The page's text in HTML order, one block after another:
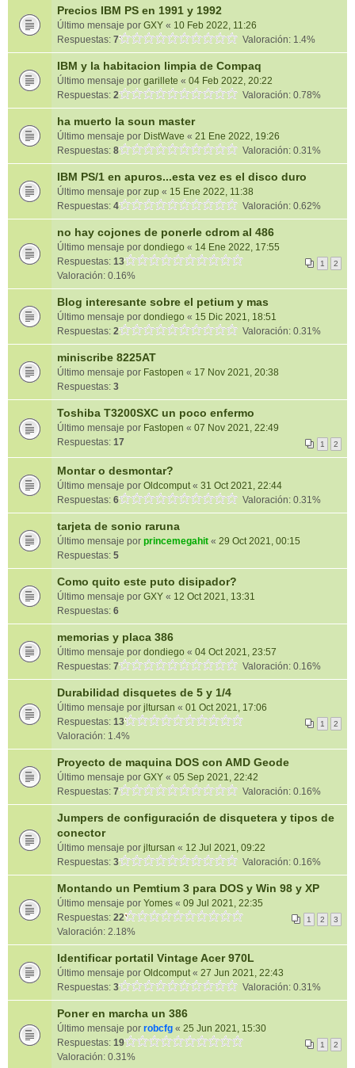
Precios IBM PS en 1991 y 1992
Último mensaje por GXY « 10 Feb 2022, 11:26
Respuestas: 7 Valoración: 1.4%
IBM y la habitacion limpia de Compaq
Último mensaje por garillete « 04 Feb 2022, 20:22
Respuestas: 2 Valoración: 0.78%
ha muerto la soun master
Último mensaje por DistWave « 21 Ene 2022, 19:26
Respuestas: 8 Valoración: 0.31%
IBM PS/1 en apuros...esta vez es el disco duro
Último mensaje por zup « 15 Ene 2022, 11:38
Respuestas: 4 Valoración: 0.62%
no hay cojones de ponerle cdrom al 486
Último mensaje por dondiego « 14 Ene 2022, 17:55
Respuestas: 13 1 2
Valoración: 0.16%
Blog interesante sobre el petium y mas
Último mensaje por dondiego « 15 Dic 2021, 18:51
Respuestas: 2 Valoración: 0.31%
miniscribe 8225AT
Último mensaje por Fastopen « 17 Nov 2021, 20:38
Respuestas: 3
Toshiba T3200SXC un poco enfermo
Último mensaje por Fastopen « 07 Nov 2021, 22:49
Respuestas: 17 1 2
Montar o desmontar?
Último mensaje por Oldcomput« 31 Oct 2021, 22:44
Respuestas: 6 Valoración: 0.31%
tarjeta de sonio raruna
Último mensaje por princemegahit « 29 Oct 2021, 00:15
Respuestas: 5
Como quito este puto disipador?
Último mensaje por GXY « 12 Oct 2021, 13:31
Respuestas: 6
memorias y placa 386
Último mensaje por dondiego « 04 Oct 2021, 23:57
Respuestas: 7 Valoración: 0.16%
Durabilidad disquetes de 5 y 1/4
Último mensaje por jltursan « 01 Oct 2021, 17:06
Respuestas: 13 1 2
Valoración: 1.4%
Proyecto de maquina DOS con AMD Geode
Último mensaje por GXY « 05 Sep 2021, 22:42
Respuestas: 7 Valoración: 0.16%
Jumpers de configuración de disquetera y tipos de
conector
Último mensaje por jltursan « 12 Jul 2021, 09:22
Respuestas: 3 Valoración: 0.16%
Montando un Pemtium 3 para DOS y Win 98 y XP
Último mensaje por Yomes « 09 Jul 2021, 22:35
Respuestas: 22 1 2 3
Valoración: 2.18%
Identificar portatil Vintage Acer 970L
Último mensaje por Oldcomput« 27 Jun 2021, 22:43
Respuestas: 3 Valoración: 0.31%
Poner en marcha un 386
Último mensaje por robcfg « 25 Jun 2021, 15:30
Respuestas: 19 1 2
Valoración: 0.31%